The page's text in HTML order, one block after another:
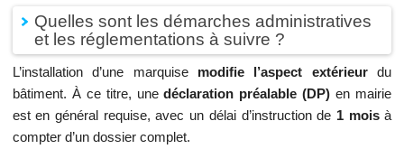
Quelles sont les démarches administratives
et les réglementations à suivre ?
L’installation d’une marquise modifie l’aspect extérieurdu
bâtiment. À ce titre, unedéclaration préalable (DP) en mairie
est en général requise, avec un délai d’instruction de 1 moisà
compter d’un dossier complet.